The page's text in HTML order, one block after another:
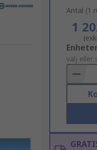
Antal (1
1
Add
to
Basket
välj eller